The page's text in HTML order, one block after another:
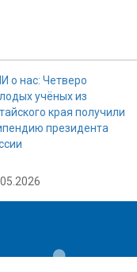
о нас: Четверо
учёных из
края получили
президента